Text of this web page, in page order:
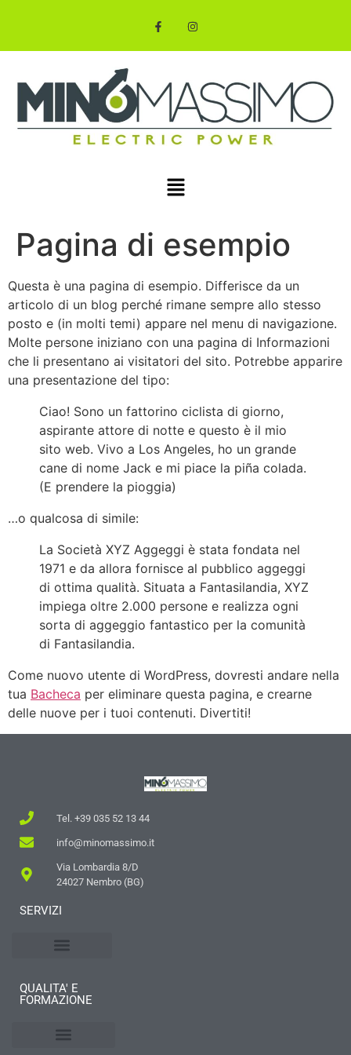
Pagina di esempio
Questa è una pagina di esempio. Differisce da un
articolo di un blog perché rimane sempre allo stesso
posto e (in molti temi) appare nel menu di navigazione.
Molte persone iniziano con una pagina di Informazioni
che li presentano ai visitatori del sito. Potrebbe apparire
una presentazione del tipo:
Ciao! Sono un fattorino ciclista di giorno,
aspirante attore di notte e questo è il mio
sito web. Vivo a Los Angeles, ho un grande
cane di nome Jack e mi piace la piña colada.
(E prendere la pioggia)
…o qualcosa di simile:
La Società XYZ Aggeggi è stata fondata nel
1971 e da allora fornisce al pubblico aggeggi
di ottima qualità. Situata a Fantasilandia, XYZ
impiega oltre 2.000 persone e realizza ogni
sorta di aggeggio fantastico per la comunità
di Fantasilandia.
Come nuovo utente di WordPress, dovresti andare nella
tua Bacheca per eliminare questa pagina, e crearne
delle nuove per i tuoi contenuti. Divertiti!
Tel. +39 035 52 13 44
info@minomassimo.it
Via Lombardia 8/D
24027 Nembro (BG)
SERVIZI
QUALITA' E
FORMAZIONE